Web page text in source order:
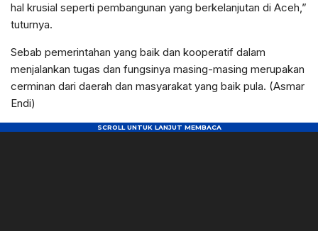
hal krusial seperti pembangunan yang berkelanjutan di Aceh,”
tuturnya.
Sebab pemerintahan yang baik dan kooperatif dalam
menjalankan tugas dan fungsinya masing-masing merupakan
cerminan dari daerah dan masyarakat yang baik pula. (Asmar
Endi)